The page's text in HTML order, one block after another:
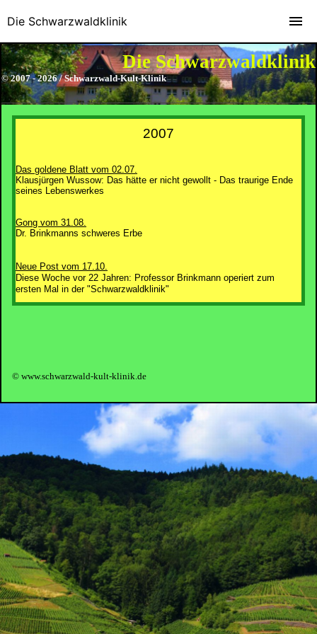
Die Schwarzwaldklinik
© 2007 - 2026 / Schwarzwald-Kult-Klinik
2007
Das goldene Blatt vom 02.07.
Klausjürgen Wussow: Das hätte er nicht gewollt - Das traurige Ende
seines Lebenswerkes
Gong vom 31.08.
Dr. Brinkmanns schweres Erbe
Neue Post vom 17.10.
Diese Woche vor 22 Jahren: Professor Brinkmann operiert zum
ersten Mal in der "Schwarzwaldklinik"
© www.schwarzwald-kult-klinik.de
Die Schwarzwaldklinik